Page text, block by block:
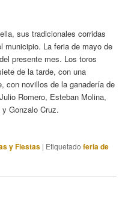
sus tradicionales corridas
municipio. La feria de mayo de
presente mes. Los toros
de la tarde, con una
con novillos de la ganadería de
Romero, Esteban Molina,
Gonzalo Cruz.
y Fiestas | Etiquetado feria de